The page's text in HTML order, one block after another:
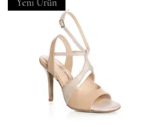
Yeni Ürün